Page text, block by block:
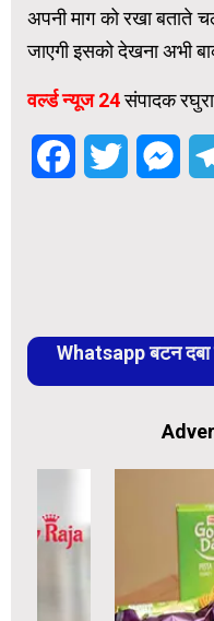
अपनी माग को रखा बताते
जाएगी इसको देखना अभी
वर्ल्ड न्यूज 24संपादक
FacebookTwitter
Whatsapp बटन